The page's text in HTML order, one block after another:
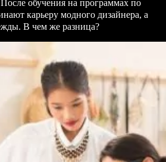
обучения на программах по
карьеру модного дизайнера, а
В чем же разница?